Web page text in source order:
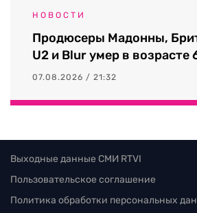
НОВОСТИ
Продюсеры Мадонны,
U2 и Blur умер в возрасте
07.08.2026 / 21:32
Выходные данные СМИ RTVI
Пользовательское соглашение
Политика обработки персональных